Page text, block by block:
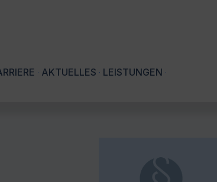
AKTUELLES LEISTUNGEN